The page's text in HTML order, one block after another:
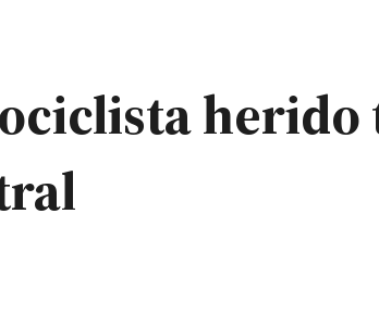
herido